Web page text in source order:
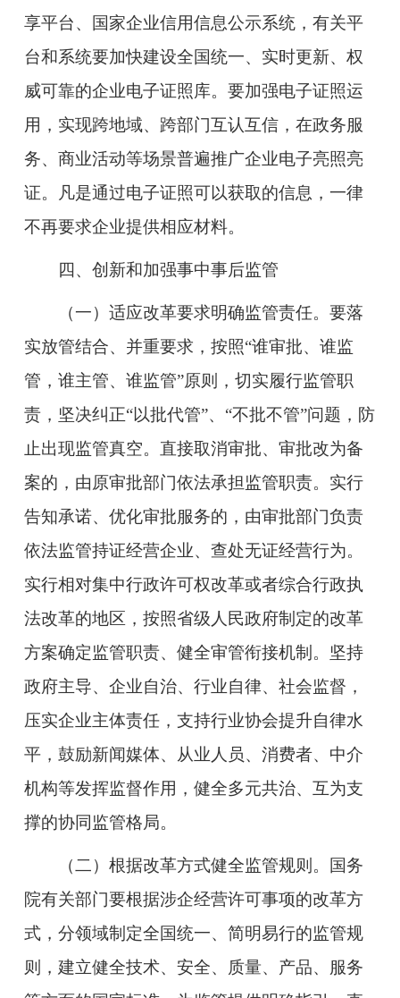
享平台、国家企业信用信息公示系统，有关平
台和系统要加快建设全国统一、实时更新、权
威可靠的企业电子证照库。要加强电子证照运
用，实现跨地域、跨部门互认互信，在政务服
务、商业活动等场景普遍推广企业电子亮照亮
证。凡是通过电子证照可以获取的信息，一律
不再要求企业提供相应材料。
四、创新和加强事中事后监管
（一）适应改革要求明确监管责任。要落
实放管结合、并重要求，按照“谁审批、谁监
管，谁主管、谁监管”原则，切实履行监管职
责，坚决纠正“以批代管”、“不批不管”问题，防
止出现监管真空。直接取消审批、审批改为备
案的，由原审批部门依法承担监管职责。实行
告知承诺、优化审批服务的，由审批部门负责
依法监管持证经营企业、查处无证经营行为。
实行相对集中行政许可权改革或者综合行政执
法改革的地区，按照省级人民政府制定的改革
方案确定监管职责、健全审管衔接机制。坚持
政府主导、企业自治、行业自律、社会监督，
压实企业主体责任，支持行业协会提升自律水
平，鼓励新闻媒体、从业人员、消费者、中介
机构等发挥监督作用，健全多元共治、互为支
撑的协同监管格局。
（二）根据改革方式健全监管规则。国务
院有关部门要根据涉企经营许可事项的改革方
式，分领域制定全国统一、简明易行的监管规
则，建立健全技术、安全、质量、产品、服务